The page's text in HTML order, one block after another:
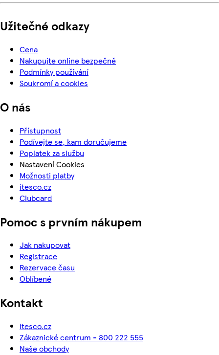
Užitečné odkazy
Cena
Nakupujte online bezpečně
Podmínky používání
Soukromí a cookies
O nás
Přístupnost
Podívejte se, kam doručujeme
Poplatek za službu
Nastavení Cookies
Možnosti platby
itesco.cz
Clubcard
Pomoc s prvním nákupem
Jak nakupovat
Registrace
Rezervace času
Oblíbené
Kontakt
itesco.cz
Zákaznické centrum - 800 222 555
Naše obchody